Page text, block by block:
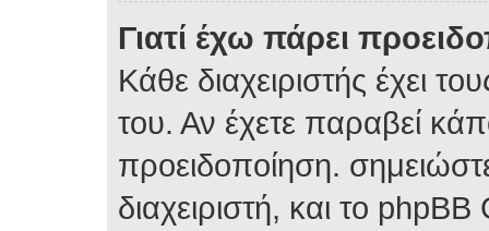
Γιατί έχω πάρει
Κάθε διαχειριστής έχει
του. Αν έχετε παραβεί
προειδοποίηση.
διαχειριστή, και το